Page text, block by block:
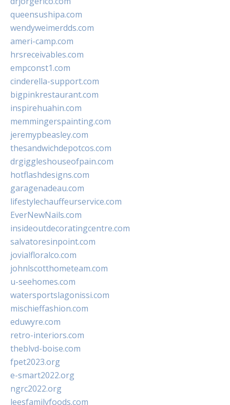
queensushipa.com
wendyweimerdds.com
ameri-camp.com
hrsreceivables.com
empconst1.com
cinderella-support.com
bigpinkrestaurant.com
inspirehuahin.com
memmingerspainting.com
jeremypbeasley.com
thesandwichdepotcos.com
drgiggleshouseofpain.com
hotflashdesigns.com
garagenadeau.com
lifestylechauffeurservice.com
EverNewNails.com
insideoutdecoratingcentre.com
salvatoresinpoint.com
jovialfloralco.com
johnlscotthometeam.com
u-seehomes.com
watersportslagonissi.com
mischieffashion.com
eduwyre.com
retro-interiors.com
theblvd-boise.com
fpet2023.org
e-smart2022.org
ngrc2022.org
leesfamilyfoods.com